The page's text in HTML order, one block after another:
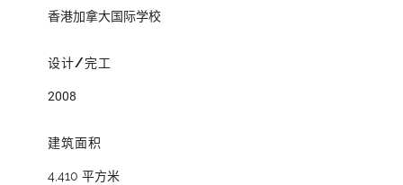
香港加拿大国际学校
设计/完工
2008
建筑面积
4,410 平方米